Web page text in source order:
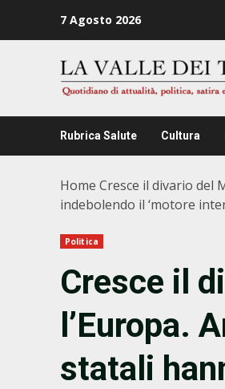
7 Agosto 2026
Rubrica Salute Cultura
Home Cresce il divario del
indebolendo il ‘motore
Politica
Cresce il
l’Europa.
statali